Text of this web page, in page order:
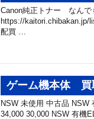
Canon純正トナー なんで
https://kaitori.chibakan.jp/
配買 …
ゲーム機本体
NSW 未使用 中古品
34,000 30,000 NSW 有機